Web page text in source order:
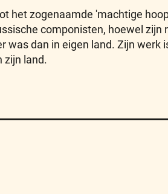
het zogenaamde 'machtige
componisten, hoewel zijn
was dan in eigen land. Zijn werk
zijn land.